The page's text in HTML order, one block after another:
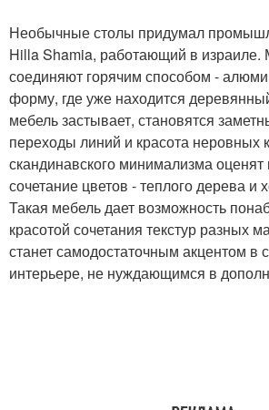
Необычные столы придумал
Hilla Shamia, работающий в израиле.
соединяют горячим способом -
форму, где уже находится
мебель застывает, становятся
переходы линий и красота неровных
скандинавского минимализма
сочетание цветов - теплого дерева и
Такая мебель дает возможность
красотой сочетания текстур разных
станет самодостаточным акцентом в
интерьере, не нуждающимся в